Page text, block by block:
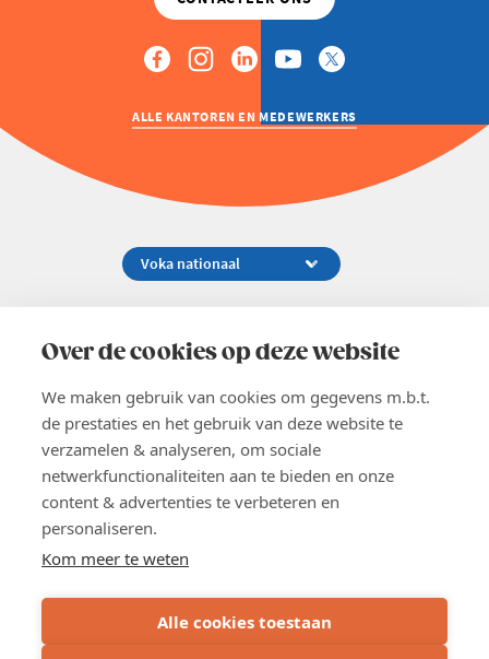
Over de cookies op deze website
We maken gebruik van cookies om gegevens m.b.t.
de prestaties en het gebruik van deze website te
verzamelen & analyseren, om sociale
netwerkfunctionaliteiten aan te bieden en onze
content & advertenties te verbeteren en
personaliseren.
Kom meer te weten
Alle cookies toestaan
ALLE KANTOREN EN MEDEWERKERS
02 229 81 11
EN
Word lid
Voka 2026